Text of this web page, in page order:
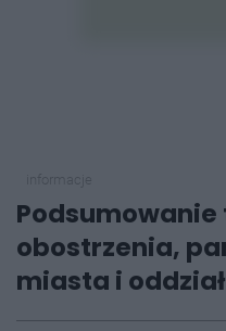
obostrzenia,
miasta i